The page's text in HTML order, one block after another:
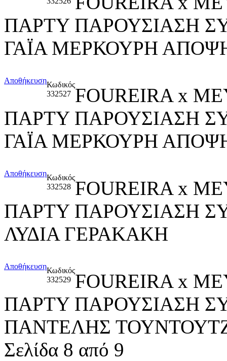
ΠΑΡΤΥ ΠΑΡΟΥΣΙΑΣΗ
ΓΑΪΑ ΜΕΡΚΟΥΡΗ ΑΠΟΨΗ
ΑποθήκευσηΚωδικός
332527 FOUREIRA x
ΠΑΡΤΥ ΠΑΡΟΥΣΙΑΣΗ
ΓΑΪΑ ΜΕΡΚΟΥΡΗ ΑΠΟΨΗ
ΑποθήκευσηΚωδικός
332528 FOUREIRA x
ΠΑΡΤΥ ΠΑΡΟΥΣΙΑΣΗ
ΛΥΔΙΑ ΓΕΡΑΚΑΚΗ
ΑποθήκευσηΚωδικός
332529 FOUREIRA x
ΠΑΡΤΥ ΠΑΡΟΥΣΙΑΣΗ
ΠΑΝΤΕΛΗΣ
Σελίδα 8 από 9